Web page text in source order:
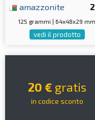
amazzonite
125 grammi | 64x48x29 mm
vedi il prodotto
20 € gratis
in codice sconto